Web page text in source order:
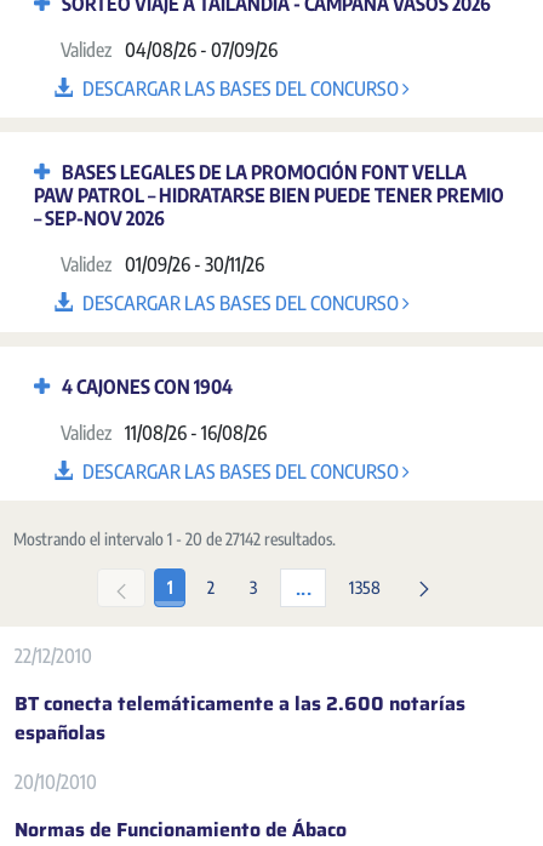
Validez 04/08/26 - 07/09/26
DESCARGAR LAS BASES DEL CONCURSO
BASES LEGALES DE LA PROMOCIÓN FONT VELLA
PAW PATROL – HIDRATARSE BIEN PUEDE TENER PREMIO
– SEP-NOV 2026
Validez 01/09/26 - 30/11/26
DESCARGAR LAS BASES DEL CONCURSO
4 CAJONES CON 1904
Validez 11/08/26 - 16/08/26
DESCARGAR LAS BASES DEL CONCURSO
Mostrando el intervalo 1 - 20 de 27142 resultados.
1 2 3 ... 1358
22/12/2010
BT conecta telemáticamente a las 2.600 notarías
españolas
20/10/2010
Normas de Funcionamiento de Ábaco